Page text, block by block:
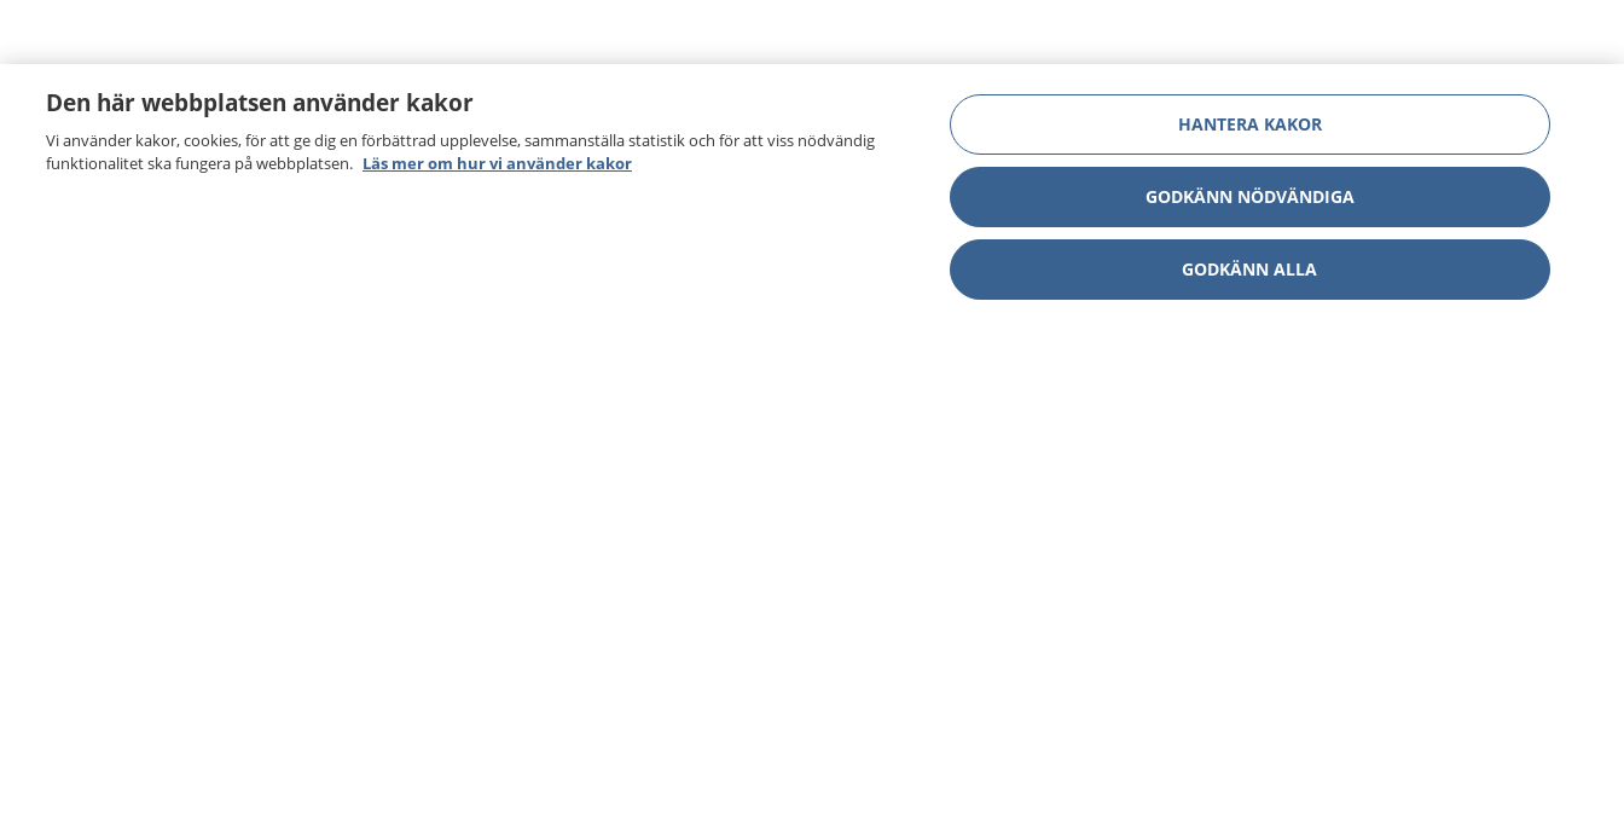
Den här webbplatsen använder kakor
Vi använder kakor, cookies, för att ge dig en förbättrad upplevelse, sammanställa statistik och för att viss nödvändig
funktionalitet ska fungera på webbplatsen. Läs mer om hur vi använder kakor
HANTERA KAKOR
GODKÄNN NÖDVÄNDIGA
GODKÄNN ALLA